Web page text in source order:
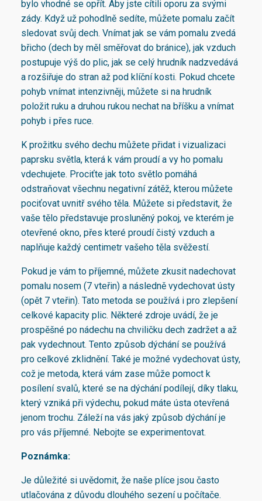
bylo vhodné se opřít. Aby jste cítili oporu za svými
zády. Když už pohodlně sedíte, můžete pomalu začít
sledovat svůj dech. Vnímat jak se vám pomalu zvedá
břicho (dech by měl směřovat do bránice), jak vzduch
postupuje výš do plic, jak se celý hrudník nadzvedává
a rozšiřuje do stran až pod klíční kosti. Pokud chcete
pohyb vnímat intenzivněji, můžete si na hrudník
položit ruku a druhou rukou nechat na bříšku a vnímat
pohyb i přes ruce.
K prožitku svého dechu můžete přidat i vizualizaci
paprsku světla, která k vám proudí a vy ho pomalu
vdechujete. Prociťte jak toto světlo pomáhá
odstraňovat všechnu negativní zátěž, kterou můžete
pociťovat uvnitř svého těla. Můžete si představit, že
vaše tělo představuje prosluněný pokoj, ve kterém je
otevřené okno, přes které proudí čistý vzduch a
naplňuje každý centimetr vašeho těla svěžestí.
Pokud je vám to příjemné, můžete zkusit nadechovat
pomalu nosem (7 vteřin) a následně vydechovat ústy
(opět 7 vteřin). Tato metoda se používá i pro zlepšení
celkové kapacity plic. Některé zdroje uvádí, že je
prospěšné po nádechu na chviličku dech zadržet a až
pak vydechnout. Tento způsob dýchání se používá
pro celkové zklidnění. Také je možné vydechovat ústy,
což je metoda, která vám zase může pomoct k
posílení svalů, které se na dýchání podílejí, díky tlaku,
který vzniká při výdechu, pokud máte ústa otevřená
jenom trochu. Záleží na vás jaký způsob dýchání je
pro vás příjemné. Nebojte se experimentovat.
Poznámka:
Je důležité si uvědomit, že naše plíce jsou často
utlačována z důvodu dlouhého sezení u počítače.